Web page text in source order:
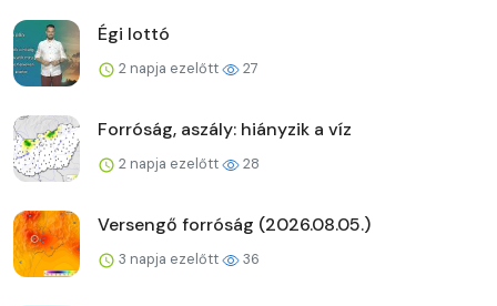
Égi lottó
2 napja ezelőtt 27
Forróság, aszály: hiányzik a víz
2 napja ezelőtt 28
Versengő forróság (2026.08.05.)
3 napja ezelőtt 36